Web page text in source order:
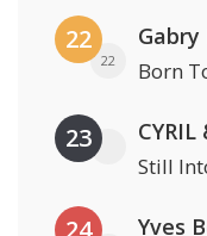
22
22 Born
23
Still
Yves